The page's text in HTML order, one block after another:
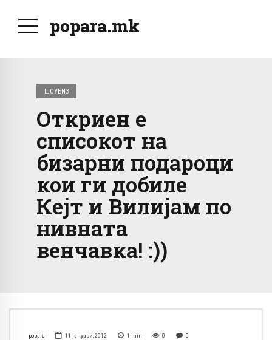
popara.mk
ШОУБИЗ
Откриен е
списокот на
бизарни подароци
кои ги добиле
Кејт и Вилијам по
нивната
венчавка! :))
popara 11 јануари, 2012 1 min 0 0